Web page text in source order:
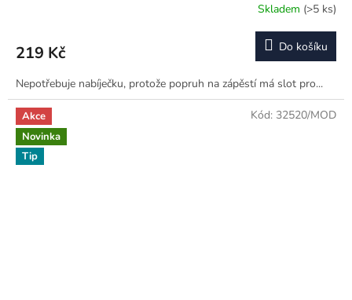
Skladem (>5 ks)
219 Kč Do košíku
Nepotřebuje nabíječku, protože popruh na zápěstí má slot pro...
Akce
Novinka
Tip
Kód: 32520/MOD